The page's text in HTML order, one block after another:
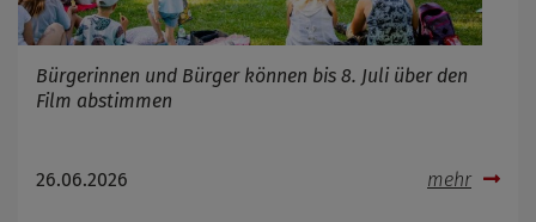
Bürgerinnen und Bürger können bis 8. Juli über den
Film abstimmen
26.06.2026 mehr